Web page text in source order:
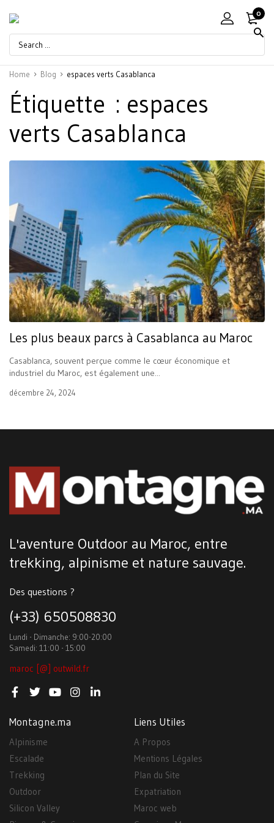
0
Home Blog espaces verts Casablanca
Étiquette : espaces
verts Casablanca
Les plus beaux parcs à Casablanca au Maroc
Casablanca, souvent perçue comme le cœur économique et
industriel du Maroc, est également une...
décembre 24, 2024
L'aventure Outdoor au Maroc, entre
trekking, alpinisme et nature sauvage.
Des questions ?
(+33) 650508830
Lundi - Dimanche: 9:00-20:00
Samedi: 11:00 - 15:00
maroc [@] outwild.fr
Montagne.ma
Alpinisme
Escalade
Trekking
Outdoor
Silicon Valley
Liens Utiles
A Propos
Mentions Légales
Plan du Site
Expatriation
Maroc web